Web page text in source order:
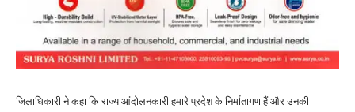
जिलाधिकारी ने कहा कि राज्य आंदोलनकारी हमारे प्रदेश के निर्मातागण हैं और उनकी